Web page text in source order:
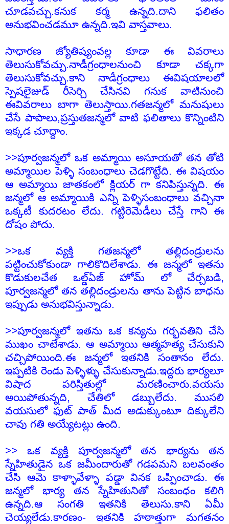
చూడవచ్చు.కనుక కర్మ ఉన్నది.దాని ఫలితం
అనుభవించడమూ ఉన్నది.ఇవి వాస్తవాలు.
సాధారణ జ్యోతిష్యంవల్ల కూడా ఈ వివరాలు
తెలుసుకోవచ్చు.నాడీగ్రంధాలనుంచి కూడా చక్కగా
తెలుసుకోవచ్చు.కాని నాడీగ్రంధాలు ఈవిషయాలలో
స్పెషలైజుడ్ రీసెర్చి చేసినవి గనుక వాటినుంచి
ఈవివరాలు బాగా తెలుస్తాయి.గతజన్మలో మనుషులు
చేసే పాపాలు,ప్రస్తుతజన్మలో వాటి ఫలితాలు కొన్నింటిని
ఇక్కడ చూద్దాం.
>>పూర్వజన్మలో ఒక అమ్మాయి అసూయతో తన తోటి
అమ్మాయిల పెళ్ళి సంబంధాలు చెడగొట్టేది. ఈ విషయం
ఆ అమ్మాయి జాతకంలో క్లియర్ గా కనిపిస్తున్నది. ఈ
జన్మలో ఆ అమ్మాయికి ఎన్ని పెళ్ళిసంబంధాలు వచ్చినా
ఒక్కటీ కుదరటం లేదు. గట్టిరెమెడీలు చేస్తే గాని ఈ
దోషం పోదు.
>>ఒక వ్యక్తి గతజన్మలో తల్లిదండ్రులను
పట్టించుకోకుండా గాలికొదిలేశాడు. ఈ జన్మలో ఇతను
కొడుకులచేత ఒల్డ్ఏజ్ హోమ్ లో చేర్చబడి,
పూర్వజన్మలో తన తల్లిదండ్రులను తాను పెట్టిన బాధను
ఇప్పుడు అనుభవిస్తున్నాడు.
>>పూర్వజన్మలో ఇతను ఒక కన్యను గర్భవతిని చేసి
ముఖం చాటేశాడు. ఆ అమ్మాయి ఆత్మహత్య చేసుకుని
చచ్చిపోయింది.ఈ జన్మలో ఇతనికి సంతానం లేదు.
ఇప్పటికి రెండు పెళ్ళిళ్ళు చేసుకున్నాడు.ఇద్దరు భార్యలూ
విషాద పరిస్తితుల్లో మరణించారు.వయసు
అయిపోతున్నది, చేతిలో డబ్బులేదు. ముసలి
వయసులో ఫుట్ పాత్ మీద అడుక్కుంటూ దిక్కులేని
చావు గతి అయ్యేటట్లు ఉంది.
>> ఒక వ్యక్తి పూర్వజన్మలో తన భార్యను తన
స్నేహితుడైన ఒక జమీందారుతో గడపమని బలవంతం
చేసి ఆమె కాళ్ళావేళ్ళా పడ్డా వినక ఒప్పించాడు. ఈ
జన్మలో భార్య తన స్నేహితునితో సంబంధం కలిగి
ఉన్నది.ఆ సంగతి ఇతనికి తెలుసు.కాని ఏమీ
చెయ్యలేడు.కారణం- ఇతనికి హఠాత్తుగా మగతనం